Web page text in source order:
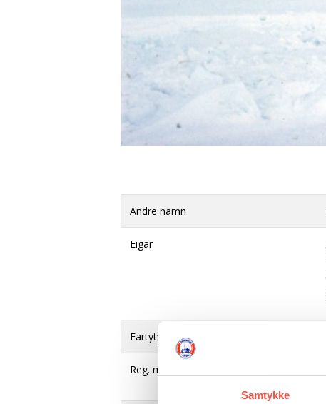
Samtykke
Andre namn
Eigar
Fartytype
Reg. merke